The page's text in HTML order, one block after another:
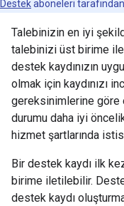
Destekaboneleri tarafından
Talebinizin en iyi
talebinizi üst birime
destek kaydınızın
olmak için kaydınızı
gereksinimlerine göre
durumu daha iyi
hizmet şartlarında
Bir destek kaydı ilk
birime iletilebilir.
destek kaydı